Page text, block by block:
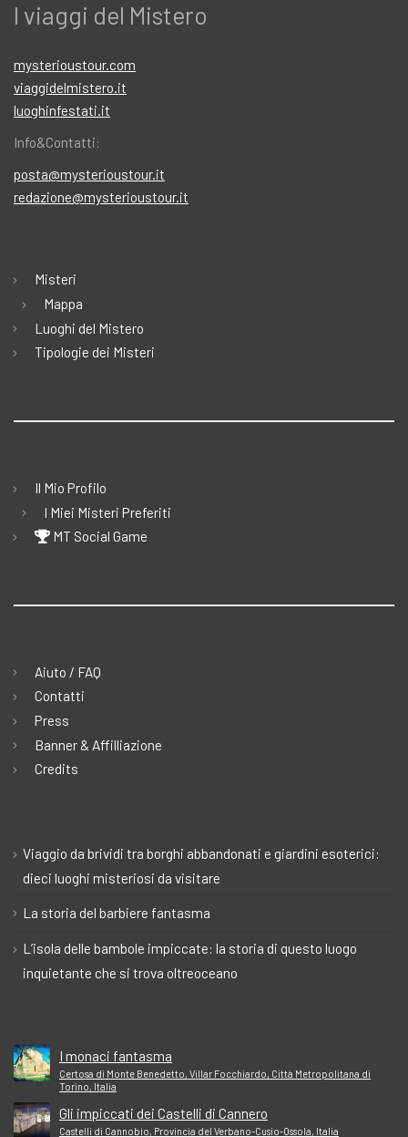
I viaggi del Mistero
mysterioustour.com
viaggidelmistero.it
luoghinfestati.it
Info&Contatti:
posta@mysterioustour.it
redazione@mysterioustour.it
Misteri
Mappa
Luoghi del Mistero
Tipologie dei Misteri
Il Mio Profilo
I Miei Misteri Preferiti
MT Social Game
Aiuto / FAQ
Contatti
Press
Banner & Affilliazione
Credits
Viaggio da brividi tra borghi abbandonati e giardini esoterici:
dieci luoghi misteriosi da visitare
La storia del barbiere fantasma
L’isola delle bambole impiccate: la storia di questo luogo
inquietante che si trova oltreoceano
I monaci fantasma
Certosa di Monte Benedetto, Villar Focchiardo, Città Metropolitana di
Torino, Italia
Gli impiccati dei Castelli di Cannero
Castelli di Cannobio, Provincia del Verbano-Cusio-Ossola, Italia